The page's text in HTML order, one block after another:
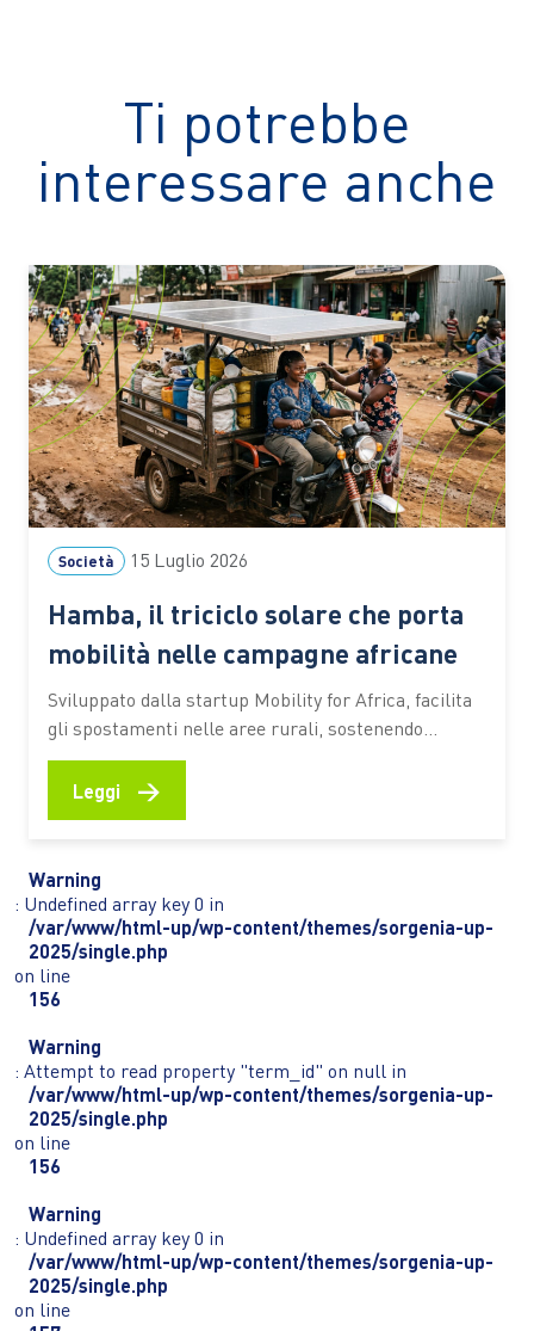
Ti potrebbe
interessare anche
Società 15 Luglio 2026
Hamba, il triciclo solare che porta
mobilità nelle campagne africane
Sviluppato dalla startup Mobility for Africa, facilita
gli spostamenti nelle aree rurali, sostenendo
agricoltura, imprenditoria locale, inclusione
femminile e riduzione delle emissioni In molte aree
rurali dell’Africa spostarsi rappresenta ancora una
gestisce una piccola attività commerciale o deve
raggiungere scuole e servizi…
Leggi →
Warning
: Undefined array key 0 in
/var/www/html-up/wp-content/themes/sorgenia-up-
2025/single.php
on line
156
Warning
: Attempt to read property "term_id" on null in
/var/www/html-up/wp-content/themes/sorgenia-up-
2025/single.php
on line
156
Warning
: Undefined array key 0 in
/var/www/html-up/wp-content/themes/sorgenia-up-
2025/single.php
on line